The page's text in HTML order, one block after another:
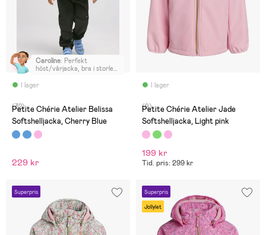
I lager
Caroline: Perfekt
höst/vårjacka, bra i storlek
(32)
Petite Chérie Atelier Belissa
Softshelljacka, Cherry Blue
229 kr
I lager
(9)
Petite Chérie Atelier Jade
Softshelljacka, Light pink
199 kr
Tid. pris: 299 kr
Superpris Superpris
Jollylet